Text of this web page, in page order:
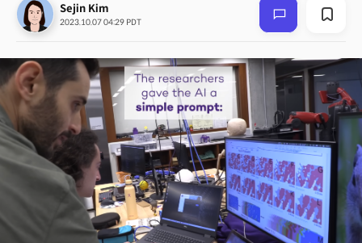
Sejin Kim
2023.10.07 04:29 PDT